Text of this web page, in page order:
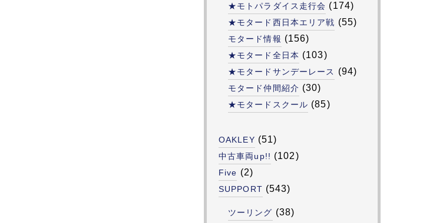
★モトパラダイス走行会 (174)
★モタード西日本エリア戦 (55)
モタード情報 (156)
★モタード全日本 (103)
★モタードサンデーレース (94)
モタード仲間紹介 (30)
★モタードスクール (85)
OAKLEY (51)
中古車両up!! (102)
Five (2)
SUPPORT (543)
ツーリング (38)